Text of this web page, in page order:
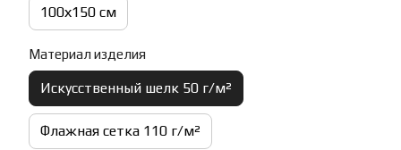
100х150 см
Материал изделия
Искусственный шелк 50 г/м²
Флажная сетка 110 г/м²